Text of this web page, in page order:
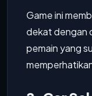
Game ini
dekat dengan
pemain yang